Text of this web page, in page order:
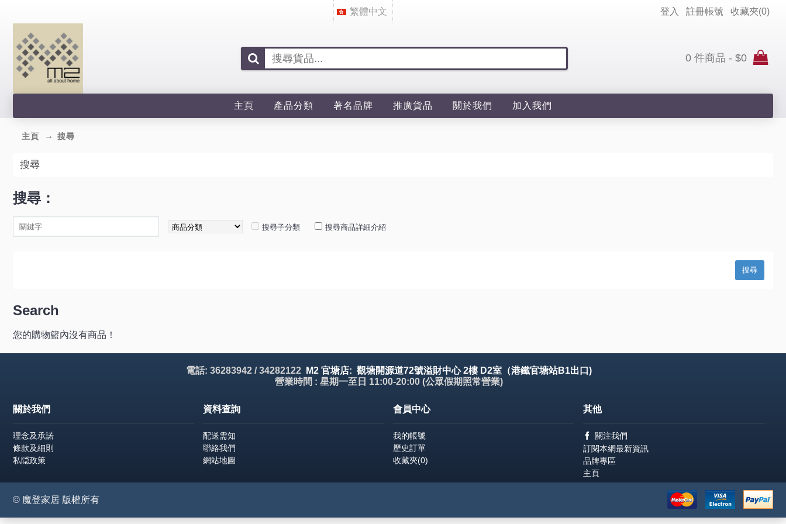
繁體中文 登入 註冊帳號 收藏夾(0)
0 件商品 - $0
主頁 產品分類 著名品牌 推廣貨品 關於我們 加入我們
主頁 搜尋
搜尋
搜尋：
搜尋子分類 搜尋商品詳細介紹
Search
您的購物籃內沒有商品！
電話: 36283942 / 34282122
M2 官塘店: 觀塘開源道72號溢財中心 2樓 D2室（港鐵官塘站B1出口)
營業時間 : 星期一至日 11:00-20:00 (公眾假期照常營業)
關於我們
理念及承諾
條款及細則
私隠政策
資料查詢
配送需知
聯絡我們
網站地圖
會員中心
我的帳號
歷史訂單
收藏夾(0)
其他
關注我們
訂閱本網最新資訊
品牌專區
主頁
© 魔登家居 版權所有